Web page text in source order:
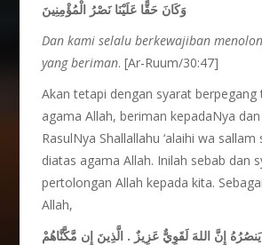
وَكَانَ حَقًّا عَلَيْنَا نَصْرُ الْمُؤْمِنِينَ
Dan kami selalu berkewajiban
yang beriman. [Ar-Ruum/30:47]
Akan tetapi dengan syarat berpegang
agama Allah, beriman kepadaNya
RasulNya Shallallahu ‘alaihi wa
diatas agama Allah. Inilah sebab dan
pertolongan Allah kepada kita.
Allah,
إِنَّ اللهَ لَقَوِيٌّ عَزِيزٌ . الَّذِينَ إِن مَّكَّنَّاهُمْ